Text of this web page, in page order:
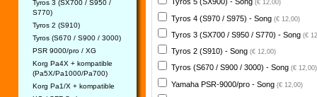
Tyros 3 (SX700 / S950 /
S770)
Tyros 2 (S910)
Tyros (S670 / S900 / 3000)
PSR 9000/pro / XG
Korg Pa4X + kompatible
(Pa5X/Pa1000/Pa700)
Korg Pa1/X + kompatible
(€ 12,00)
Tyros 4 (S970 / S975) - Song (€ 12,00)
Tyros 3 (SX700 / S950 / S770) - Song (€
Tyros 2 (S910) - Song (€ 12,00)
Tyros (S670 / S900 / 3000) - Song (€ 12,00)
Yamaha PSR-9000/pro - Song (€ 12,00)